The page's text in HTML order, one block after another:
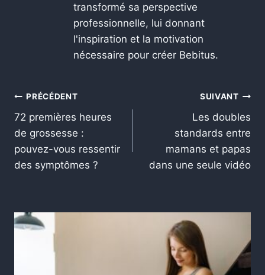
transformé sa perspective
professionnelle, lui donnant
l'inspiration et la motivation
nécessaire pour créer Bebitus.
PRÉCÉDENT
72 premières heures
de grossesse :
pouvez-vous ressentir
des symptômes ?
SUIVANT
Les doubles
standards entre
mamans et papas
dans une seule vidéo